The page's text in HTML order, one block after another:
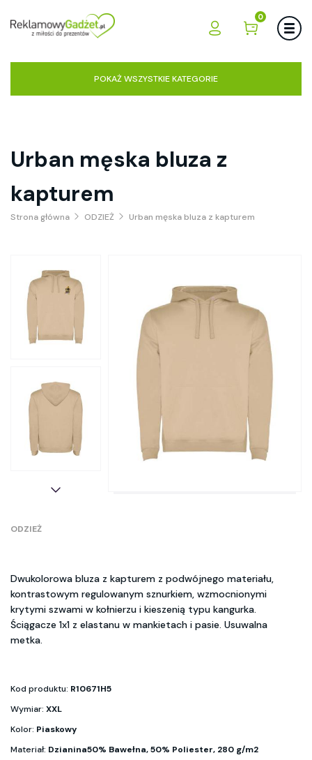
0
POKAŻ WSZYSTKIE KATEGORIE
Urban męska bluza z
kapturem
Strona główna ODZIEŻ Urban męska bluza z kapturem
ODZIEŻ
Dwukolorowa bluza z kapturem z podwójnego materiału,
kontrastowym regulowanym sznurkiem, wzmocnionymi
krytymi szwami w kołnierzu i kieszenią typu kangurka.
Ściągacze 1x1 z elastanu w mankietach i pasie. Usuwalna
metka.
Kod produktu: R10671H5
Wymiar: XXL
Kolor: Piaskowy
Materiał: Dzianina50% Bawełna, 50% Poliester, 280 g/m2